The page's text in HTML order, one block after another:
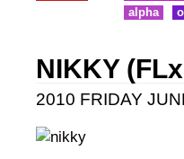
alpha
NIKKY
2010 FRIDAY